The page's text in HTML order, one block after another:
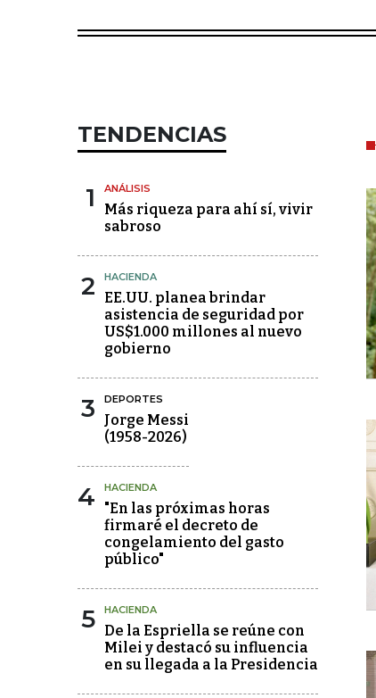
TENDENCIAS
1 ANÁLISIS
Más riqueza para ahí sí, vivir
sabroso
2 HACIENDA
EE.UU. planea brindar
asistencia de seguridad por
US$1.000 millones al nuevo
gobierno
3 DEPORTES
Jorge Messi
(1958-2026)
4 HACIENDA
"En las próximas horas
firmaré el decreto de
congelamiento del gasto
público"
5 HACIENDA
De la Espriella se reúne con
Milei y destacó su influencia
en su llegada a la Presidencia